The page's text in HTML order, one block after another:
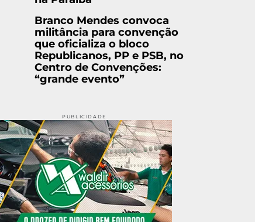
Branco Mendes convoca
militância para convenção
que oficializa o bloco
Republicanos, PP e PSB, no
Centro de Convenções:
“grande evento”
PUBLICIDADE